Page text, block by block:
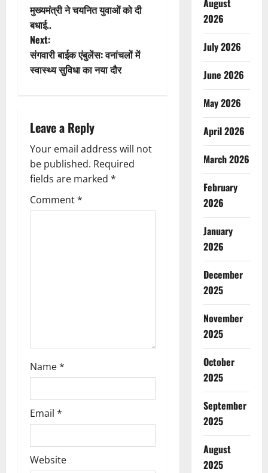
o
s
t
v
i
g
a
मुख्यमंत्री ने चयनित युवाओं को दी
बधाई..
Next:
संगवारी बाईक एंबुलेंस: वनांचलों में
स्वास्थ्य सुविधा का नया दौर
Leave a Reply
Your email address will not
be published. Required
fields are marked *
Comment*
Name*
Email *
Website
August
2026
July 2026
June 2026
May 2026
April 2026
March 2026
February
2026
January
2026
December
2025
November
2025
October
2025
September
2025
August
2025